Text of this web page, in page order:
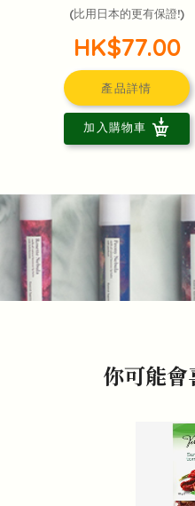
(比用日本的更有保證!)
HK$77.00
產品詳情
加入購物車
你可能